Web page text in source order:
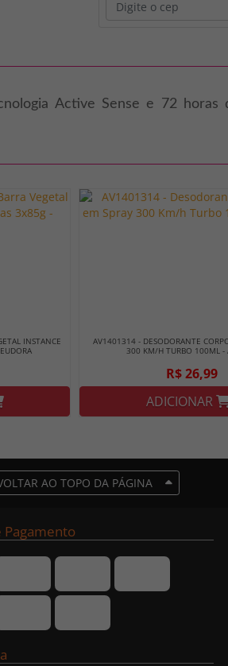
Active Sense e 72
INSTANCE
AV1401314 - DESODORANTE
300 KM/H TURBO 100ML -
R$ 26,99
ADICIONAR
AO TOPO DA PÁGINA
Pagamento